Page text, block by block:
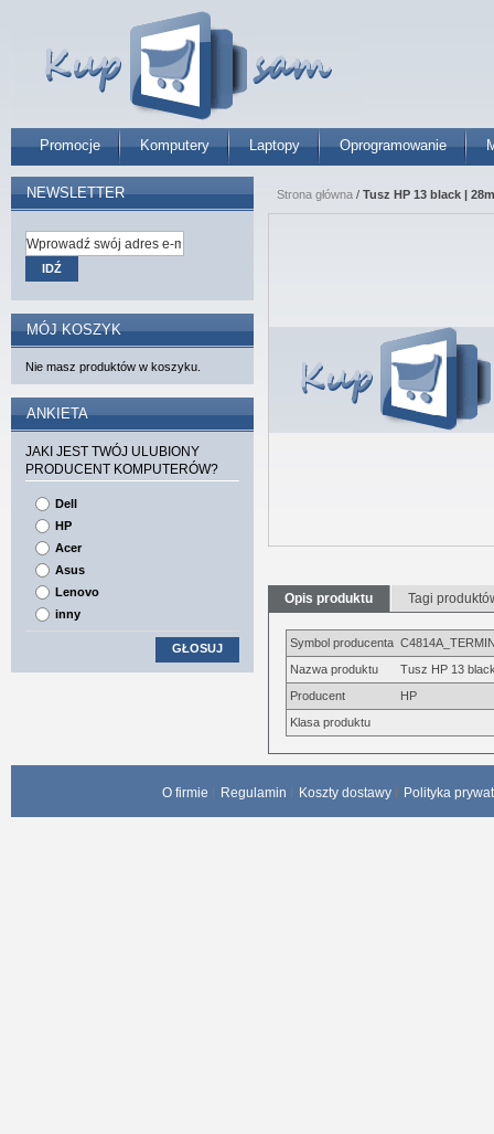
Promocje Komputery Laptopy Oprogramowanie
Strona główna / Tusz HP 13 black |
Opis produktu Tagi
Symbol producenta
Nazwa produktu
Tusz HP 13
Producent
HP
Klasa produktu
NEWSLETTER
IDŹ
MÓJ KOSZYK
Nie masz produktów w koszyku.
ANKIETA
JAKI JEST TWÓJ ULUBIONY
PRODUCENT KOMPUTERÓW?
Dell
HP
Acer
Asus
Lenovo
inny
GŁOSUJ
O firmie Regulamin Koszty dostawy Polityka